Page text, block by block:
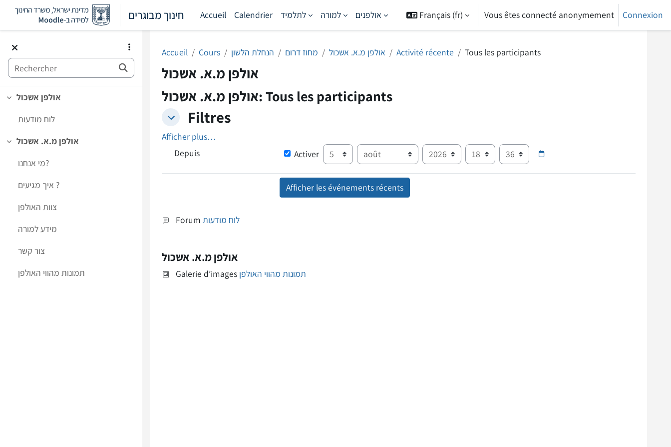
Passer au contenu principal
חינוך מבוגרים Accueil Calendrier לתלמיד למורה אולפנים Français ‎(fr)‎ Vous êtes connecté anonymement Connexion
Rechercher
Replier
אולפן אשכול
לוח מודעות
Replier
אולפן מ.א. אשכול
מי אנחנו?
איך מגיעים ?
צוות האולפן
מידע למורה
צור קשר
תמונות מהווי האולפן
Accueil Cours הנחלת הלשון מחוז דרום אולפן מ.א. אשכול Activité récente Tous les participants
אולפן מ.א. אשכול
אולפן מ.א. אשכול: Tous les participants
Filtres
Filtres Filtres
Afficher plus…
Depuis
Depuis
Activer Jour Mois Année Heure Minute
Forum לוח מודעות
אולפן מ.א. אשכול
Galerie d’images תמונות מהווי האולפן